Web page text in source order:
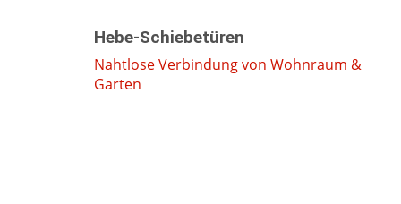
Hebe-Schiebetüren
Nahtlose Verbindung von Wohnraum &
Garten